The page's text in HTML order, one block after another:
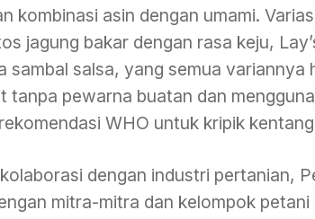
kombinasi asin dengan umami.
jagung bakar dengan rasa keju,
sambal salsa, yang semua variannya
tanpa pewarna buatan dan
WHO untuk kripik
dengan industri pertanian,
mitra-mitra dan kelompok